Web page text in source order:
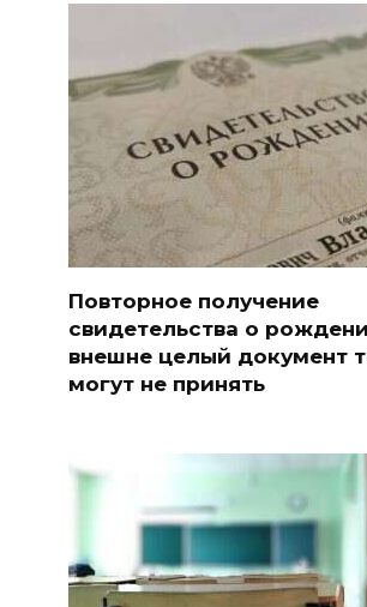
Повторное получение
свидетельства о
внешне целый документ
могут не принять